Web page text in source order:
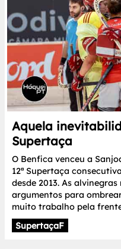
Aquela
Supertaça
O Benfica venceu a
12ª Supertaça
desde 2013. As
argumentos para
muito trabalho pela
SupertaçaF